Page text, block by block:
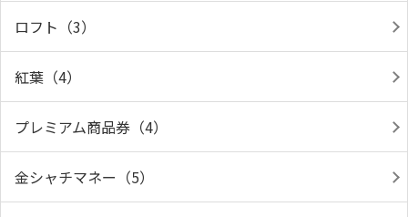
ロフト（3）
紅葉（4）
プレミアム商品券（4）
金シャチマネー（5）